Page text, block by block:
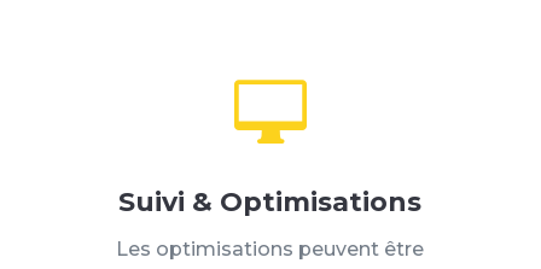

Suivi & Optimisations
Les optimisations peuvent être